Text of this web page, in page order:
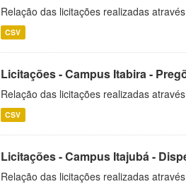
Relação das licitações realizadas
CSV
Licitações - Campus Itabira -
Relação das licitações realizadas
CSV
Licitações - Campus Itajubá -
Relação das licitações realizadas